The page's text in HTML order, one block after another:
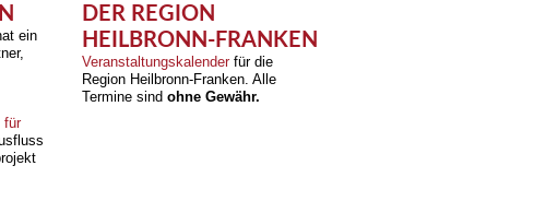
ein
für
DER REGION
HEILBRONN-FRANKEN
Veranstaltungskalender für die
Region Heilbronn-Franken. Alle
Termine sind ohne Gewähr.